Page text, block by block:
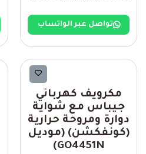
تواصل عبر الواتساب
مكرويف كهربائي
جيباس مع شواية
دوارة ومروحة حرارية
(كونفكشن) (موديل
GO4451N)